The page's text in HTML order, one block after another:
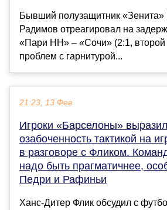
Бывший полузащитник «Зенита»
Радимов отреагировал на
«Пари НН» – «Сочи» (2:1, второй
проблем с гарнитурой...
21:23, 13 Фев
Игроки «Барселоны»
озабоченность тактикой на
в разговоре с Фликом.
надо быть прагматичнее,
Педри и Рафиньи
Ханс-Дитер Флик обсудил с